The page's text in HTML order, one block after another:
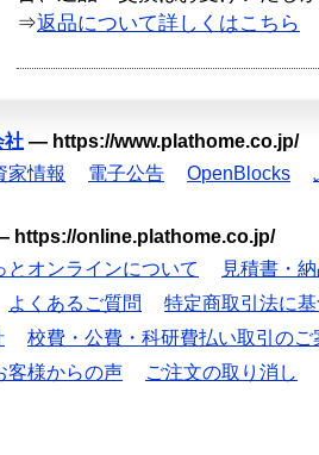
⇒返品について詳しくはこちら
社 — https://www.plathome.co.jp/
家情報 電子公告 OpenBlocks
https://online.plathome.co.jp/
とオンラインについて
見積書・
よくあるご質問
特定商取引法に
校費・公費・科研費払い取引のご
客様からの声 ご注文の取り消し